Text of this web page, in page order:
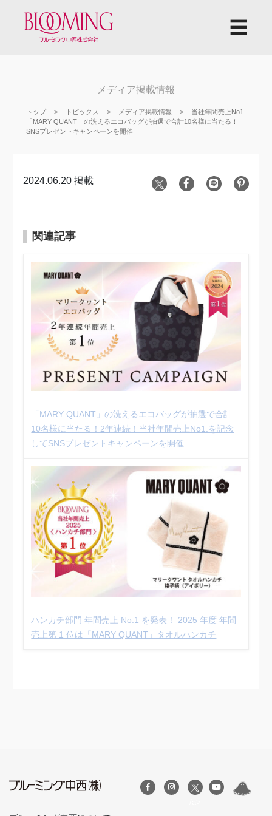
☰
メディア掲載情報
トップ トピックス メディア掲載情報
当社年間売上No1.
「MARY QUANT」の洗えるエコバッグが抽選で合計10名様に当たる！
SNSプレゼントキャンペーンを開催
2024.06.20 掲載
関連記事
「MARY QUANT」の洗えるエコバッグが抽選で合計
10名様に当たる！2年連続！当社年間売上No1.を記念
してSNSプレゼントキャンペーンを開催
ハンカチ部門 年間売上 No.1 を発表！ 2025 年度 年間
売上第 1 位は「MARY QUANT」タオルハンカチ